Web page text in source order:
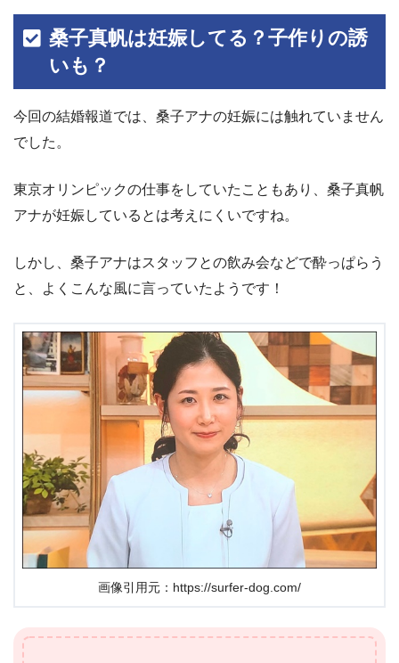
桑子真帆は妊娠してる？子作りの誘
いも？
今回の結婚報道では、桑子アナの妊娠には触れていません
でした。
東京オリンピックの仕事をしていたこともあり、桑子真帆
アナが妊娠しているとは考えにくいですね。
しかし、桑子アナはスタッフとの飲み会などで酔っぱらう
と、よくこんな風に言っていたようです！
画像引用元：https://surfer-dog.com/